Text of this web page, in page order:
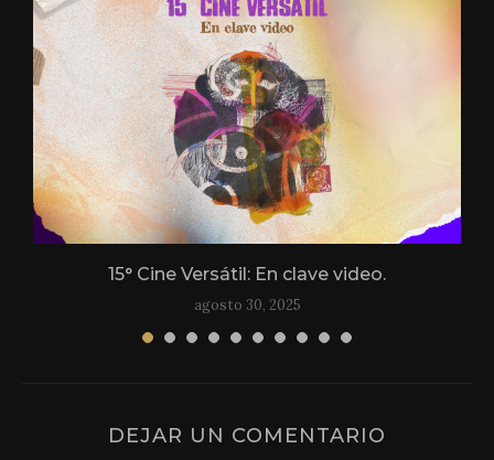
15° Cine Versátil: En clave video.
agosto 30, 2025
DEJAR UN COMENTARIO